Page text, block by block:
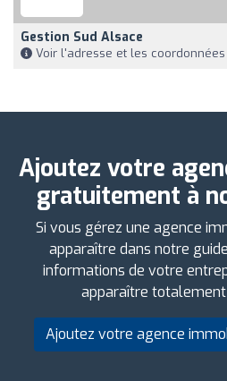
Gestion Sud Alsace
Voir l'adresse et les coordonnées
Ajoutez votre
gratuitement à
Si vous gérez une agence
apparaître dans notre
informations de votre
apparaître
Ajoutez votre agence